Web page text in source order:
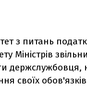
з питань
Міністрів
держслужбовця,
своїх